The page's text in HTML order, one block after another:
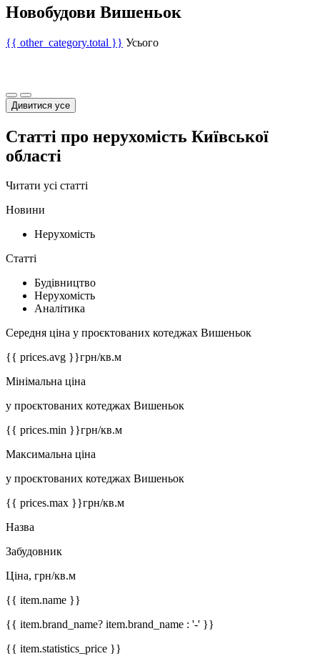
Новобудови Вишеньок
{{ other_category.total }} Усього
Дивитися усе
Статті про нерухомість Київської
області
Читати усі статті
Новини
Нерухомість
Статті
Будівництво
Нерухомість
Аналітика
Середня ціна у проєктованих котеджах Вишеньок
{{ prices.avg }}грн/кв.м
Мінімальна ціна
у проєктованих котеджах Вишеньок
{{ prices.min }}грн/кв.м
Максимальна ціна
у проєктованих котеджах Вишеньок
{{ prices.max }}грн/кв.м
Назва
Забудовник
Ціна, грн/кв.м
{{ item.name }}
{{ item.brand_name? item.brand_name : '-' }}
{{ item.statistics_price }}